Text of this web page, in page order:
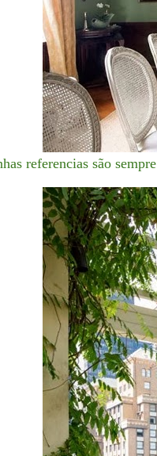
referencias são